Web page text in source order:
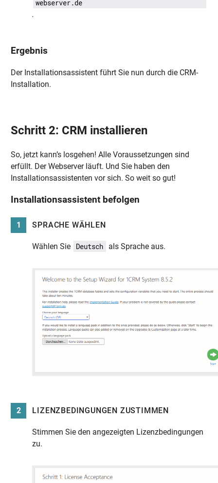
webserver.de
.
Ergebnis
Der Installationsassistent führt Sie nun durch die CRM-
Installation.
Schritt 2: CRM installieren
So, jetzt kann’s losgehen! Alle Voraussetzungen sind
erfüllt. Der Webserver läuft. Und Sie haben den
Installationsassistenten vor sich. So weit so gut!
Installationsassistent befolgen
1 SPRACHE WÄHLEN
Wählen Sie Deutsch als Sprache aus.
2 LIZENZBEDINGUNGEN ZUSTIMMEN
Stimmen Sie den angezeigten Lizenzbedingungen
zu.